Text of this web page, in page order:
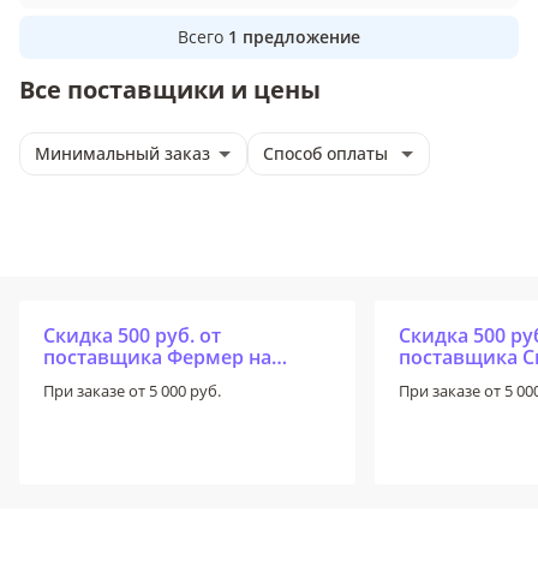
Всего 1 предложение
Все поставщики и цены
Минимальный заказ Способ оплаты
Скидка 500 руб. от
поставщика Фермер на
При заказе от 5 000 руб.
Скидка 500
поставщика
При заказе от 5